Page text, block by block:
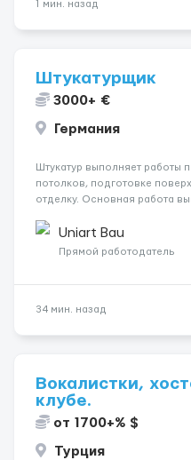
1 мин. назад
Штукатурщик
3000+ €
Германия
Штукатур выполняет работы
потолков, подготовке
отделку. Основная работа
специалистов с
Обязанности Подготовка
Uniart Bau
Прямой работодатель
34 мин. назад
Вокалистки,
клубе.
от 1700+% $
Турция